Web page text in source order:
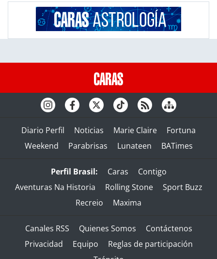
Diario Perfil Noticias Marie Claire
Fortuna
Weekend
Parabrisas Lunateen BATimes
Perfil Brasil: Caras
Contigo
Aventuras Na Historia
Rolling Stone
Sport Buzz
Recreio
Maxima
Canales RSS Quienes Somos
Contáctenos
Privacidad
Equipo
Reglas de participación